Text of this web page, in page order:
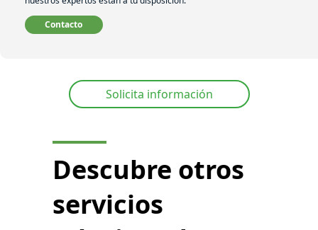
Contacto
Solicita información
Descubre otros
servicios